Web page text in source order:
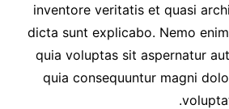
inventore veritatis et quasi
dicta sunt explicabo. Nemo
quia voluptas sit aspernatur
quia consequuntur magni